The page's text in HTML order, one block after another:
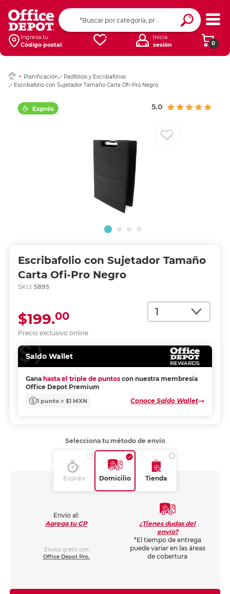
Ingresa tu
Código postal
0
Inicia
sesión
Planificación
Padfolios y Escribafolios
Escribafolio con Sujetador Tamaño Carta Ofi-Pro Negro
5.0
Escribafolio con Sujetador Tamaño
Carta Ofi-Pro Negro
SKU: 5895
Cantidad
Precio exclusivo online
$199.00
Saldo Wallet
Gana hasta el triple de puntos con nuestra membresía
Office Depot Premium
1 punto = $1 MXN Conoce Saldo Wallet
Ingresar Codigo
Selecciona tu método de envío
Exprés Domicilio Tienda
Envío al:
Agrega tu CP
Envíos gratis con
Office Depot Pro.
¿Tienes dudas del
envío?
*El tiempo de entrega
puede variar en las áreas
de cobertura